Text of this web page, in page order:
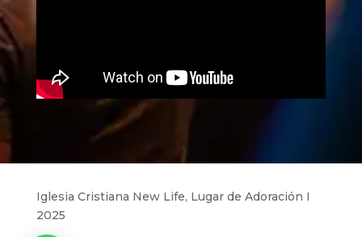
Iglesia Cristiana New Life, Lugar de Adoración I
2025